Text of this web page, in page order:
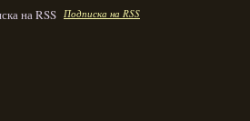
Подписка на RSS